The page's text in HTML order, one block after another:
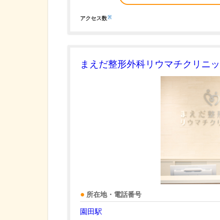
アクセス数※
まえだ整形外科リウマチクリニ
所在地・電話番号
園田駅